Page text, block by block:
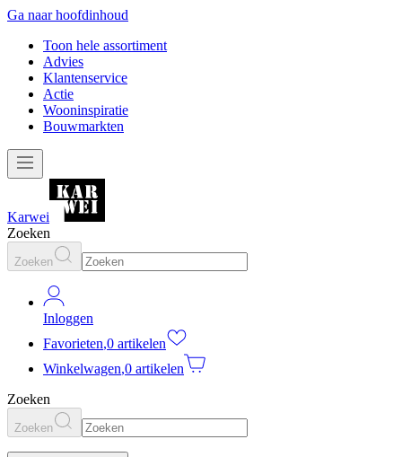
Ga naar hoofdinhoud
Toon hele assortiment
Advies
Klantenservice
Actie
Wooninspiratie
Bouwmarkten
Karwei
Zoeken
Zoeken
Inloggen
Favorieten,0 artikelen
Winkelwagen,0 artikelen
Zoeken
Zoeken